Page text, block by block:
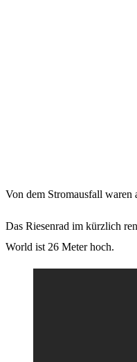
Von dem Stromausfall waren
Das Riesenrad im kürzlich
World ist 26 Meter hoch.